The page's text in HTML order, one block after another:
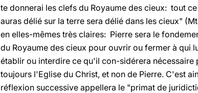
te donnerai les clefs du Royaume des cieux: tout
auras délié sur la terre sera délié dans les cieux"
en elles-mêmes très claires: Pierre sera le
du Royaume des cieux pour ouvrir ou fermer à qui
établir ou interdire ce qu'il con-sidérera nécessaire
toujours l'Eglise du Christ, et non de Pierre. C'est
réflexion successive appellera le "primat de